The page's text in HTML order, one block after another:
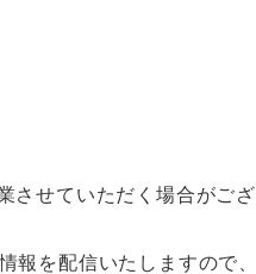
せていただく場合がござ
報を配信いたしますので